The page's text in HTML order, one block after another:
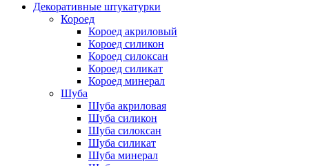
Декоративные штукатурки
Короед
Короед акриловый
Короед силикон
Короед силоксан
Короед силикат
Короед минерал
Шуба
Шуба акриловая
Шуба силикон
Шуба силоксан
Шуба силикат
Шуба минерал